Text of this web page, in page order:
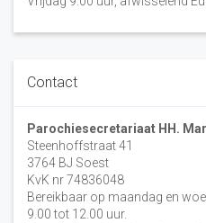
Contact
Parochiesecretariaat HH.
Steenhoffstraat 41
3764 BJ Soest
KvK nr 74836048
Bereikbaar op maandag en
9.00 tot 12.00 uur.